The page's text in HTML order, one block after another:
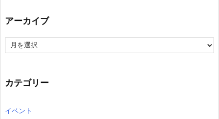
アーカイブ
ー
ブ
カテゴリー
イベント